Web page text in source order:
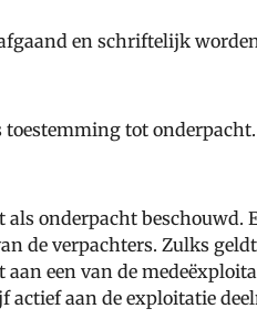
en schriftelijk
tot onderpacht.
onderpacht beschouwd.
de verpachters. Zulks
een van de
aan de exploitatie